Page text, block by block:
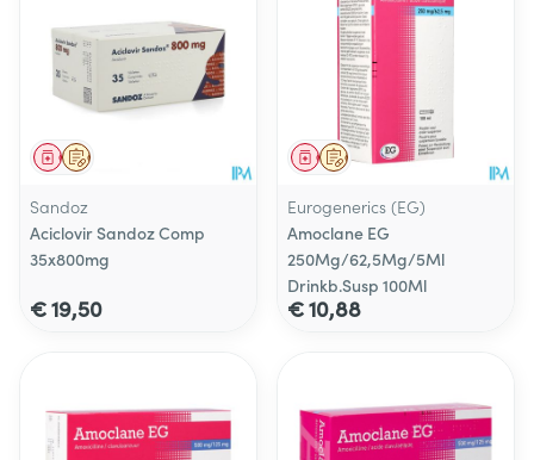
Op voorschrift
Geneesmiddel
Sandoz
Aciclovir Sandoz Comp
35x800mg
€ 19,50
Op voorschrift
Geneesmiddel
Eurogenerics (EG)
Amoclane EG
250Mg/62,5Mg/5Ml
Drinkb.Susp 100Ml
€ 10,88